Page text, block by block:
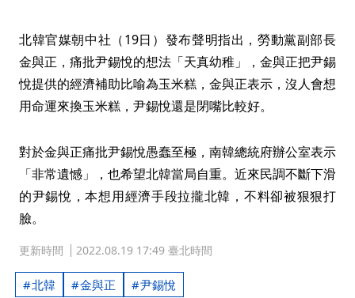
北韓官媒朝中社（19日）發布聲明指出，勞動黨副部長
金與正，痛批尹錫悅的想法「天真幼稚」，金與正把尹錫
悅提供的經濟補助比喻為玉米糕，金與正表示，沒人會想
用命運來換玉米糕，尹錫悅還是閉嘴比較好。
對於金與正痛批尹錫悅愚蠢至極，南韓總統府辦公室表示
「非常遺憾」，也希望北韓當局自重。近來民調不斷下滑
的尹錫悅，本想用經濟手段拉攏北韓，不料卻被狠狠打
臉。
更新時間 2022.08.19 17:49 臺北時間
北韓 金與正 尹錫悅